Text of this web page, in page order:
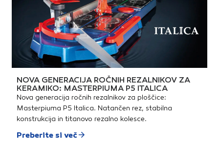
NOVA GENERACIJA ROČNIH REZALNIKOV ZA
KERAMIKO: MASTERPIUMA P5 ITALICA
Nova generacija ročnih rezalnikov za ploščice:
Masterpiuma P5 Italica. Natančen rez, stabilna
konstrukcija in titanovo rezalno kolesce.
Preberite si več